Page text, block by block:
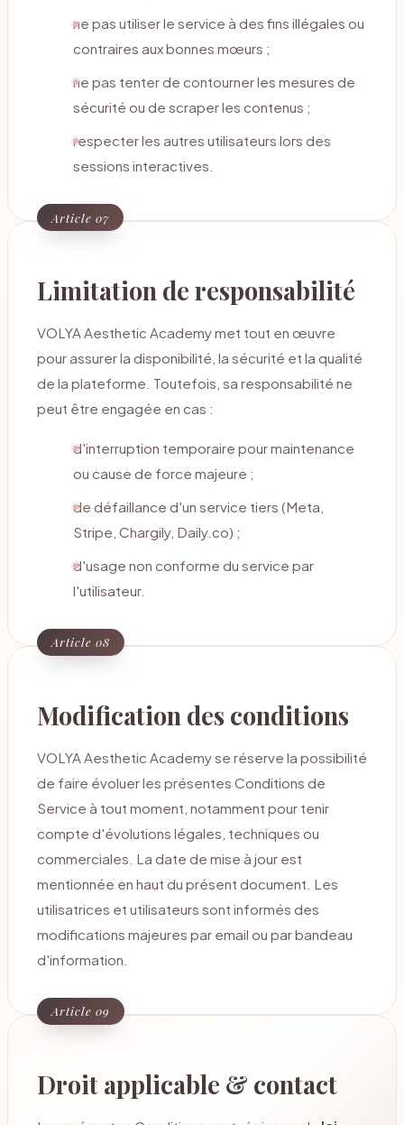
ne pas utiliser le service à des fins illégales ou
contraires aux bonnes mœurs ;
ne pas tenter de contourner les mesures de
sécurité ou de scraper les contenus ;
respecter les autres utilisateurs lors des
sessions interactives.
Article 07
Limitation de responsabilité
VOLYA Aesthetic Academy met tout en œuvre
pour assurer la disponibilité, la sécurité et la qualité
de la plateforme. Toutefois, sa responsabilité ne
peut être engagée en cas :
d'interruption temporaire pour maintenance
ou cause de force majeure ;
de défaillance d'un service tiers (Meta,
Stripe, Chargily, Daily.co) ;
d'usage non conforme du service par
l'utilisateur.
Article 08
Modification des conditions
VOLYA Aesthetic Academy se réserve la possibilité
de faire évoluer les présentes Conditions de
Service à tout moment, notamment pour tenir
compte d'évolutions légales, techniques ou
commerciales. La date de mise à jour est
mentionnée en haut du présent document. Les
utilisatrices et utilisateurs sont informés des
modifications majeures par email ou par bandeau
d'information.
Article 09
Droit applicable & contact